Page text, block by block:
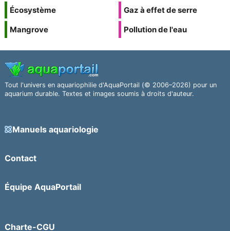
Écosystème
Mangrove
Gaz à effet de serre
Pollution de l'eau
Tout l'univers en aquariophilie d'AquaPortail (© 2006–2026) pour un
aquarium durable. Textes et images soumis à droits d'auteur.
Manuels aquariologie
Contact
Équipe AquaPortail
Charte-CGU